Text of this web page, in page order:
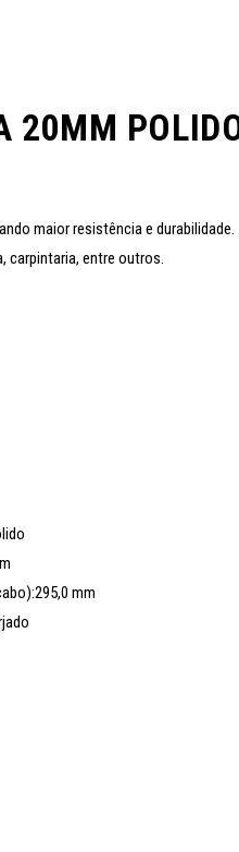
20MM
maior resistência e durabilidade.
carpintaria, entre outros.
mm